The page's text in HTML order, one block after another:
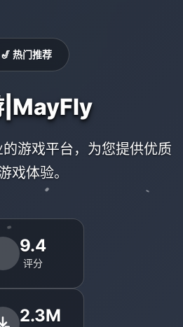
🎷 热门推荐
|MayFly
游戏平台，为您提供优质
戏体验。
9.4
评分
2.3M